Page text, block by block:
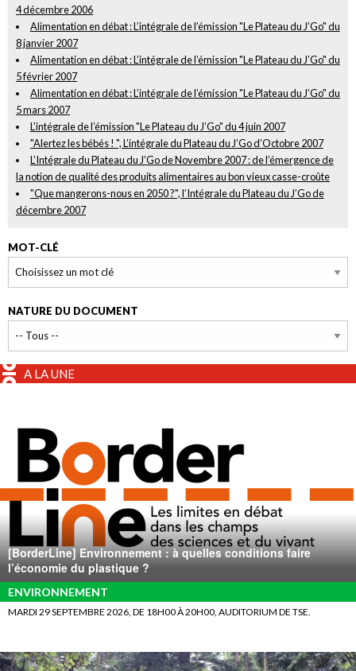
4 décembre 2006
Alimentation en débat : L’intégrale de l’émission "Le Plateau du J’Go" du
8 janvier 2007
Alimentation en débat : L’intégrale de l’émission "Le Plateau du J’Go" du
5 février 2007
Alimentation en débat : L’intégrale de l’émission "Le Plateau du J’Go" du
5 mars 2007
L’intégrale de l’émission "Le Plateau du J’Go" du 4 juin 2007
"Alertez les bébés ! ", L’intégrale du Plateau du J’Go d’Octobre 2007
L’Intégrale du Plateau du J’Go de Novembre 2007 : de l’émergence de
la notion de qualité des produits alimentaires au bon vieux casse-croûte
"Que mangerons-nous en 2050 ?", l’Intégrale du Plateau du J’Go de
décembre 2007
MOT-CLÉ
NATURE DU DOCUMENT
A LA UNE
[BorderLine] Environnement : à quelles conditions faire
l’économie du plastique ?
ENVIRONNEMENT
MARDI 29 SEPTEMBRE 2026, DE 18H00 À 20H00, AUDITORIUM DE TSE.